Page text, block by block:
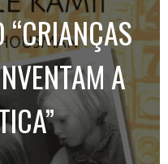
A